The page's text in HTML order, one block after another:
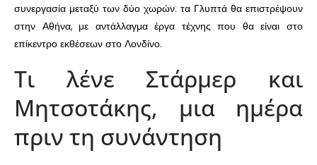
συνεργασία μεταξύ των δύο χωρών: τα Γλυπτά θα επιστρέψουν
στην Αθήνα, με αντάλλαγμα έργα τέχνης που θα είναι στο
επίκεντρο εκθέσεων στο Λονδίνο.
Τι λένε Στάρμερ και
Μητσοτάκης, μια ημέρα
πριν τη συνάντηση